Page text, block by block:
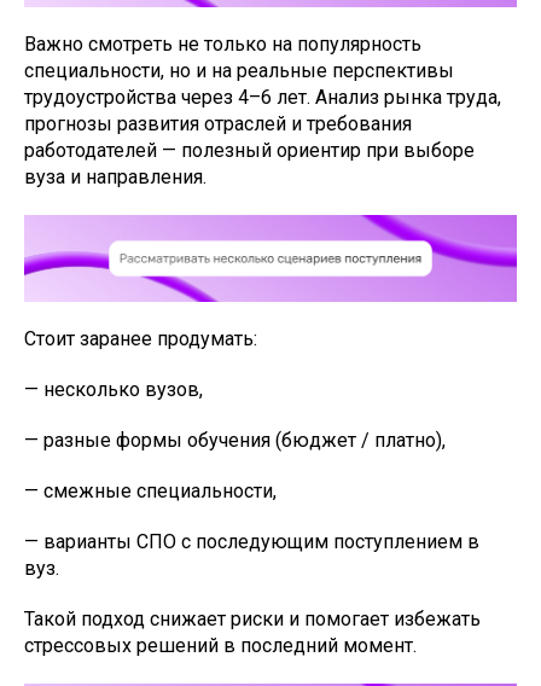
Важно смотреть не только на популярность
специальности, но и на реальные перспективы
трудоустройства через 4–6 лет. Анализ рынка труда,
прогнозы развития отраслей и требования
работодателей — полезный ориентир при выборе
вуза и направления.
Стоит заранее продумать:
— несколько вузов,
— разные формы обучения (бюджет / платно),
— смежные специальности,
— варианты СПО с последующим поступлением в
вуз.
Такой подход снижает риски и помогает избежать
стрессовых решений в последний момент.